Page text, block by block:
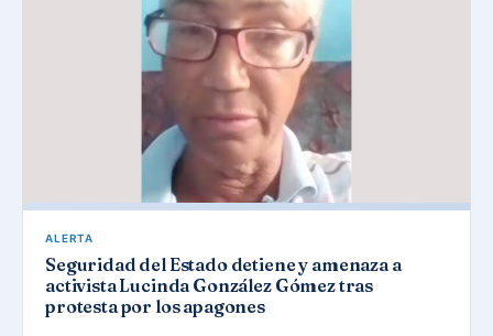
ALERTA
Seguridad del Estado detiene y amenaza a
activista Lucinda González Gómez tras
protesta por los apagones